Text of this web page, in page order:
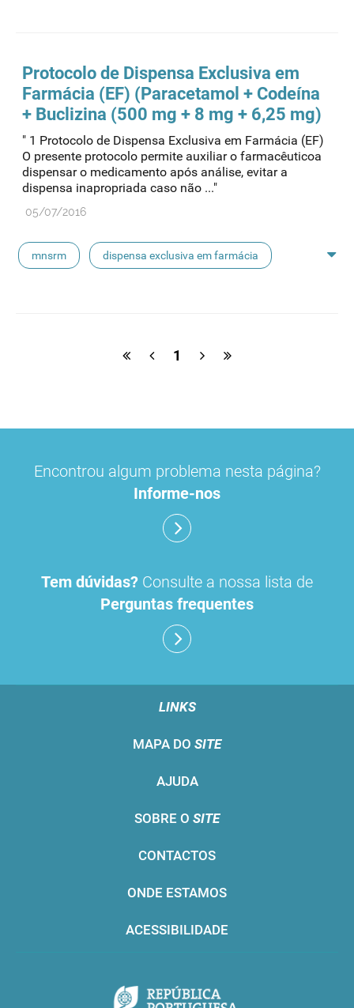
pílula do dia seguinte ibuprofeno
paracetamol codeina buclizina picetoprofeno
contraceção de emergência amorolfina
Protocolo de Dispensa Exclusiva em
Farmácia (EF) (Paracetamol + Codeína
+ Buclizina (500 mg + 8 mg + 6,25 mg)
" 1 Protocolo de Dispensa Exclusiva em Farmácia (EF)
O presente protocolo permite auxiliar o farmacêuticoa
dispensar o medicamento após análise, evitar a
dispensa inapropriada caso não ..."
05/07/2016
mnsrm dispensa exclusiva em farmácia
paracetamol codeina buclizina picetoprofeno
contraceção de emergência amorolfina
1
Encontrou algum problema nesta página?
Informe-nos
Tem dúvidas? Consulte a nossa lista de
Perguntas frequentes
LINKS
MAPA DO SITE
AJUDA
SOBRE O SITE
CONTACTOS
ONDE ESTAMOS
ACESSIBILIDADE